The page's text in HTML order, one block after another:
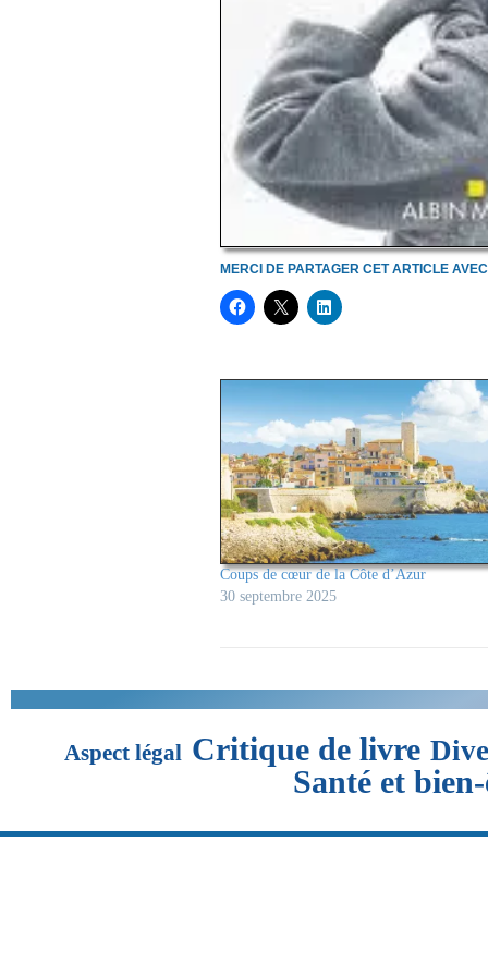
MERCI DE PARTAGER CET ARTICLE
Coups de cœur de la Côte d’Azur
30 septembre 2025
Aspect légal Critique de livre
Santé et